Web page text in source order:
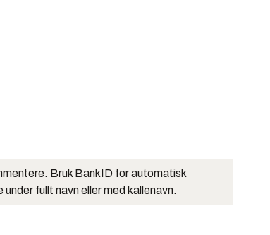
Bruk BankID for automatisk
fullt navn eller med kallenavn.